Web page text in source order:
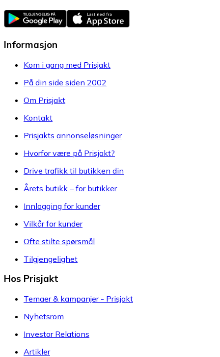
Informasjon
Kom i gang med Prisjakt
På din side siden 2002
Om Prisjakt
Kontakt
Prisjakts annonseløsninger
Hvorfor være på Prisjakt?
Drive trafikk til butikken din
Årets butikk – for butikker
Innlogging for kunder
Vilkår for kunder
Ofte stilte spørsmål
Tilgjengelighet
Hos Prisjakt
Temaer & kampanjer - Prisjakt
Nyhetsrom
Investor Relations
Artikler